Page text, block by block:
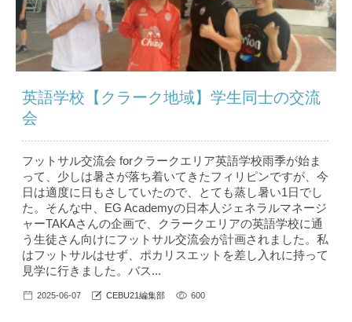
英語学校【クラーク地域】学生同士の交流
会
フットサル交流会 forクラークエリア英語学校雨季が始ま
って、少しは暑さが落ち着いてきたフィリピンですが、今
日は適度に日もさしていたので、とても蒸し暑い1日でし
た。そんな中、EG Academyの日本人ジェネラルマネージ
ャーTAKAさんの企画で、クラークエリアの英語学校に通
う生徒さん向けにフットサル交流会が計画されました。私
はフットサルはせず、ポカリスエットを差し入れに持って
見学に行きました。バス...
2025-06-07 CEBU21編集部 600